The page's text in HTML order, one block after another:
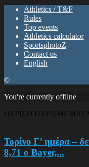
Athletics / T&F
Rules
Top events
Athletics calculator
SportsphotoZ
Contact us
English
©
You're currently offline
ΠΕΡΙΣΣΟΤΕΡΑ
Τορίνο Γ’ ημέρα –
8,71 ο Bayer,...